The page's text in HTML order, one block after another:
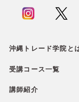
沖縄トレード学院と
受講コース一覧
講師紹介